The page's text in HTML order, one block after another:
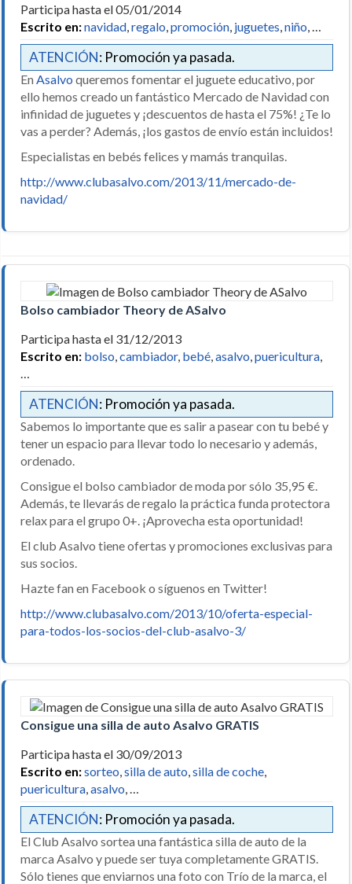
Participa hasta el 05/01/2014
Escrito en:navidad regalo promoción juguetes niño
ATENCIÓN: Promoción ya pasada.
En Asalvo queremos fomentar el juguete educativo, por
ello hemos creado un fantástico Mercado de Navidad con
infinidad de juguetes y ¡descuentos de hasta el 75%! ¿Te lo
vas a perder? Además, ¡los gastos de envío están incluidos!
Especialistas en bebés felices y mamás tranquilas.
http://www.clubasalvo.com/2013/11/mercado-de-
navidad/
Bolso cambiador Theory de ASalvo
Participa hasta el 31/12/2013
Escrito en: bolso cambiador, bebé asalvo puericultura
ATENCIÓN: Promoción ya pasada.
Sabemos lo importante que es salir a pasear con tu bebé y
tener un espacio para llevar todo lo necesario y además,
ordenado.
Consigue el bolso cambiador de moda por sólo 35,95 €.
Además, te llevarás de regalo la práctica funda protectora
relax para el grupo 0+. ¡Aprovecha esta oportunidad!
El club Asalvo tiene ofertas y promociones exclusivas para
sus socios.
Hazte fan en Facebook o síguenos en Twitter!
http://www.clubasalvo.com/2013/10/oferta-especial-
para-todos-los-socios-del-club-asalvo-3/
Consigue una silla de auto Asalvo GRATIS
Participa hasta el 30/09/2013
Escrito en:sorteo silla de auto silla de coche
puericultura asalvo
ATENCIÓN: Promoción ya pasada.
El Club Asalvo sortea una fantástica silla de auto de la
marca Asalvo y puede ser tuya completamente GRATIS.
Sólo tienes que enviarnos una foto con Trío de la marca, el